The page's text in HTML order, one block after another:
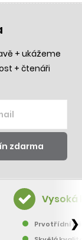
+ ukážeme
+ čtenáři
Vysoká
Prvotřídní❯